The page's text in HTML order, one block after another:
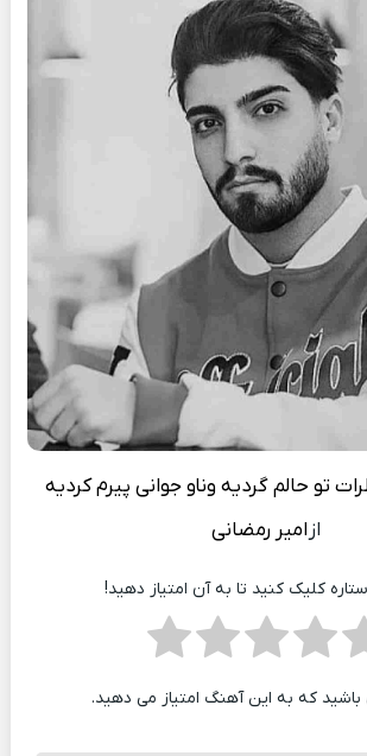
تو حالم گردیه وناو جوانی پیرم کردیه
از امیر رمضانی
کلیک کنید تا به آن امتیاز دهید!
باشید که به این آهنگ امتیاز می دهید.